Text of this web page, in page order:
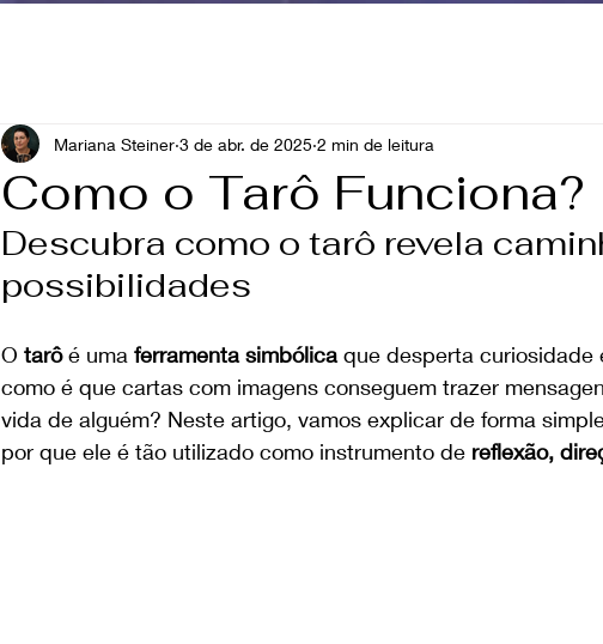
Como o Tarô Funciona?
Mariana Steiner 3 de abr. de 2025 2 min de leitura
Descubra como o tarô revela
possibilidades
O tarô é uma ferramenta simbólica que desperta curiosidade
como é que cartas com imagens conseguem trazer
vida de alguém? Neste artigo, vamos explicar de forma
por que ele é tão utilizado como instrumento de reflexão,